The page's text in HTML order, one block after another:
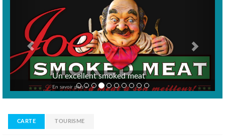
Un excellent smoked meat
En savoir plus >
CARTE TOURISME